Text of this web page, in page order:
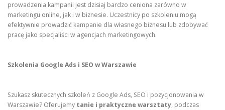
prowadzenia kampanii jest dzisiaj bardzo ceniona zarówno w
marketingu online, jak i w biznesie. Uczestnicy po szkoleniu mogą
efektywnie prowadzić kampanie dla własnego biznesu lub zdobywać
pracę jako specjaliści w agencjach marketingowych.
Szkolenia Google Ads i SEO w Warszawie
Szukasz skutecznych szkoleń z Google Ads, SEO i pozycjonowania w
Warszawie? Oferujemy tanie i praktyczne warsztaty, podczas